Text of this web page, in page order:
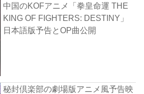
中国のKOFアニメ「拳皇命運 THE
KING OF FIGHTERS: DESTINY」
日本語版予告とOP曲公開
秘封倶楽部の劇場版アニメ風予告映